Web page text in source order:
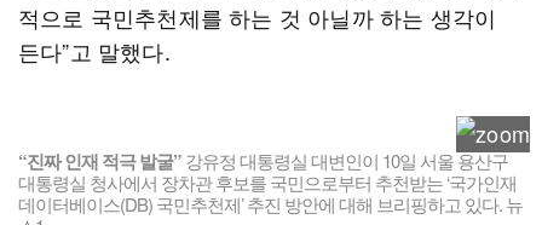
적으로 국민추천제를 하는 것 아닐까 하는 생각이
든다”고 말했다.
“진짜 인재 적극 발굴”강유정 대통령실 대변인이 10일 서울 용산구
대통령실 청사에서 장차관 후보를 국민으로부터 추천받는 ‘국가인재
데이터베이스(DB) 국민추천제’ 추진 방안에 대해 브리핑하고 있다. 뉴